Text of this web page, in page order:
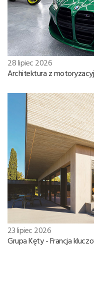
28 lipiec 2026
Architektura z
23 lipiec 2026
Grupa Kęty - Francja